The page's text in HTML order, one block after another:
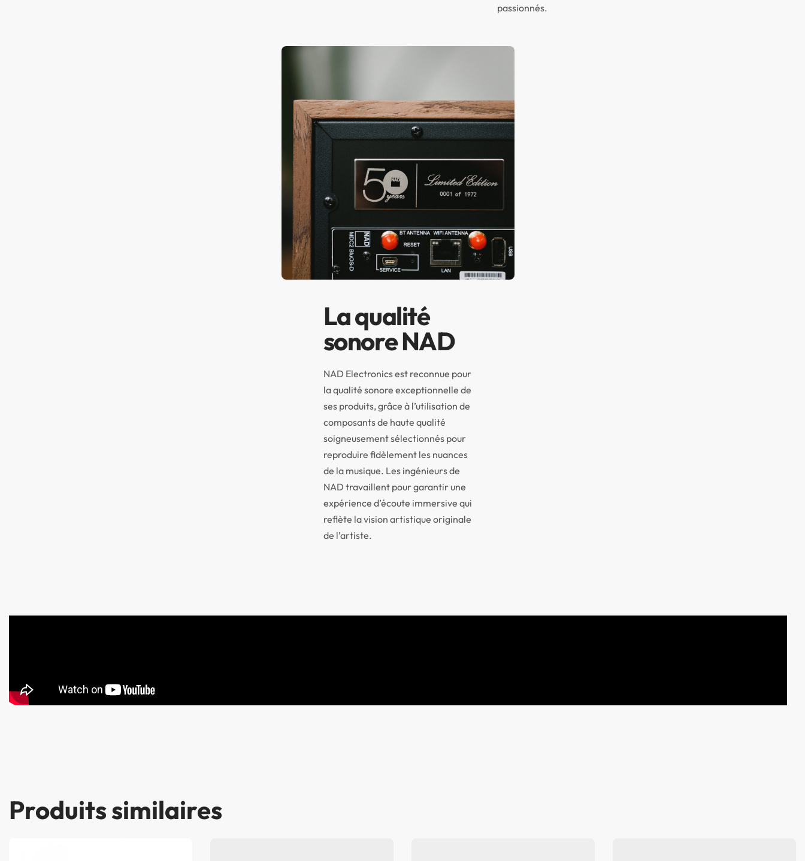
passionnés.
La qualité
sonore NAD
NAD Electronics est reconnue pour
la qualité sonore exceptionnelle de
ses produits, grâce à l’utilisation de
composants de haute qualité
soigneusement sélectionnés pour
reproduire fidèlement les nuances
de la musique. Les ingénieurs de
NAD travaillent pour garantir une
expérience d’écoute immersive qui
reflète la vision artistique originale
de l’artiste.
Produits similaires